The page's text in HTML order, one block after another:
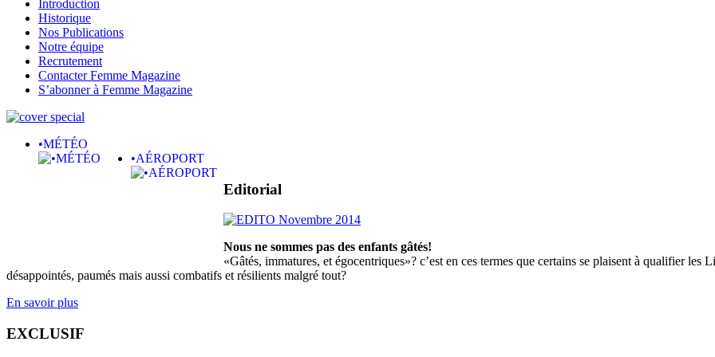
Introduction
Historique
Nos Publications
Notre équipe
Recrutement
Contacter Femme Magazine
S’abonner à Femme Magazine
•MÉTÉO
•AÉROPORT
Editorial
Nous ne sommes pas des enfants gâtés!
«Gâtés, immatures, et égocentriques»? c’est en ces termes que certains se plaisent à qualifier
désappointés, paumés mais aussi combatifs et résilients malgré tout?
En savoir plus
EXCLUSIF